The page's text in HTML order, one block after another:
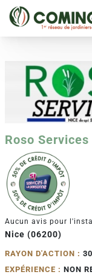
Roso Services
Aucun avis pour
Nice (06200)
RAYON D'ACTION :
EXPÉRIENCE : NON